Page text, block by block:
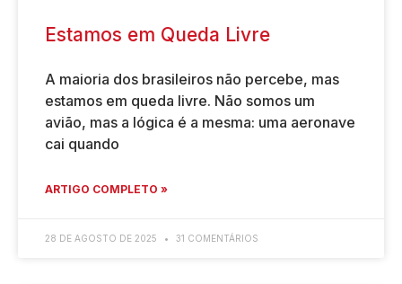
Estamos em Queda Livre
A maioria dos brasileiros não percebe, mas
estamos em queda livre. Não somos um
avião, mas a lógica é a mesma: uma aeronave
cai quando
ARTIGO COMPLETO »
28 DE AGOSTO DE 2025 31 COMENTÁRIOS